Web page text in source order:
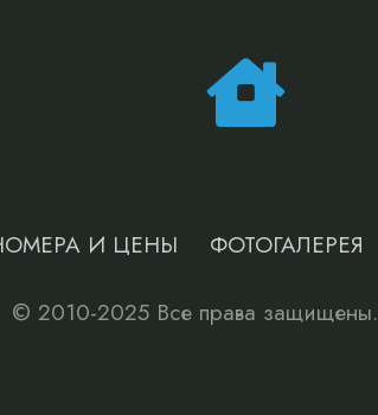
И ЦЕНЫ ФОТОГАЛЕРЕЯ
© 2010-2025 Все права